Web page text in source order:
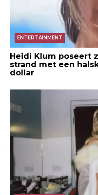
ENTERTAINMENT
Heidi Klum poseert
strand met een
dollar